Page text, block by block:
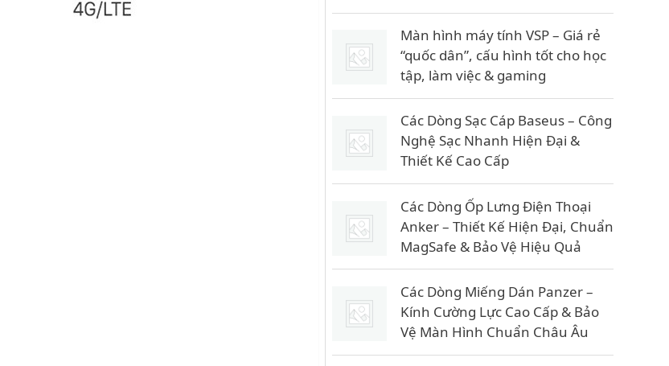
Màn hình máy tính VSP – Giá rẻ
“quốc dân”, cấu hình tốt cho học
tập, làm việc & gaming
Các Dòng Sạc Cáp Baseus – Công
Nghệ Sạc Nhanh Hiện Đại &
Thiết Kế Cao Cấp
Các Dòng Ốp Lưng Điện Thoại
Anker – Thiết Kế Hiện Đại, Chuẩn
MagSafe & Bảo Vệ Hiệu Quả
Các Dòng Miếng Dán Panzer –
Kính Cường Lực Cao Cấp & Bảo
Vệ Màn Hình Chuẩn Châu Âu